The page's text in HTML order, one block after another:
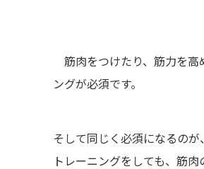
筋肉をつけたり、筋力を高
ングが必須です。
そして同じく必須になるのが
トレーニングをしても、筋